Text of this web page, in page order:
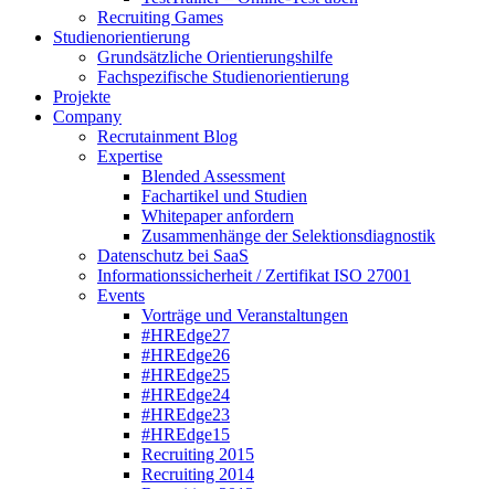
Recruiting Games
Studienorientierung
Grundsätzliche Orientierungshilfe
Fachspezifische Studienorientierung
Projekte
Company
Recrutainment Blog
Expertise
Blended Assessment
Fachartikel und Studien
Whitepaper anfordern
Zusammenhänge der Selektionsdiagnostik
Datenschutz bei SaaS
Informationssicherheit / Zertifikat ISO 27001
Events
Vorträge und Veranstaltungen
#HREdge27
#HREdge26
#HREdge25
#HREdge24
#HREdge23
#HREdge15
Recruiting 2015
Recruiting 2014